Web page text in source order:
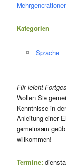
Kategorien
Sprache
Für leicht
Wollen Sie
Kenntnisse in
Anleitung einer
gemeinsam
willkommen!
Termine: